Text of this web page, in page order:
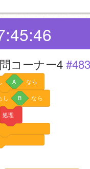
コーナー4
A なら
し B なら
処理